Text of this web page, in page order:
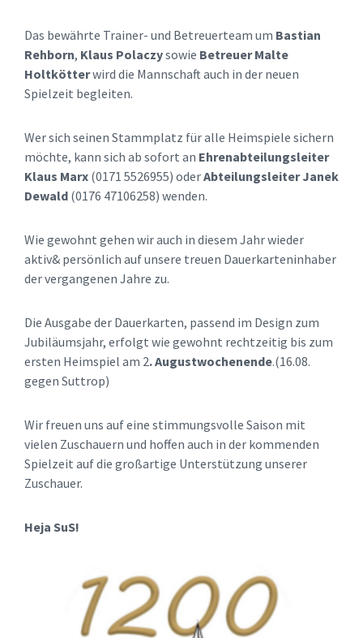
Das bewährte Trainer- und Betreuerteam um Bastian
Rehborn, Klaus Polaczysowie Betreuer Malte
Holtkötterwird die Mannschaft auch in der neuen
Spielzeit begleiten.
Wer sich seinen Stammplatz für alle Heimspiele sichern
möchte, kann sich ab sofort an Ehrenabteilungsleiter
Klaus Marx (0171 5526955) oderAbteilungsleiter Janek
Dewald (0176 47106258) wenden.
Wie gewohnt gehen wir auch in diesem Jahr wieder
aktiv& persönlich auf unsere treuen Dauerkarteninhaber
der vergangenen Jahre zu.
Die Ausgabe der Dauerkarten, passend im Design zum
Jubiläumsjahr, erfolgt wie gewohnt rechtzeitig bis zum
ersten Heimspiel am 2. Augustwochenende.(16.08.
gegen Suttrop)
Wir freuen uns auf eine stimmungsvolle Saison mit
vielen Zuschauern und hoffen auch in der kommenden
Spielzeit auf die großartige Unterstützung unserer
Zuschauer.
Heja SuS!